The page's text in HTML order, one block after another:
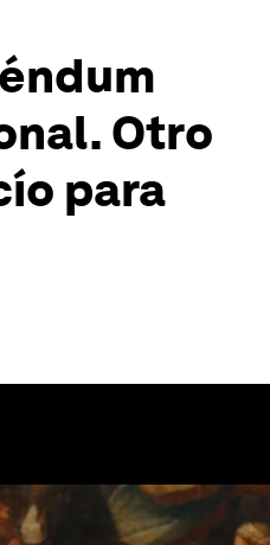
Otro
para